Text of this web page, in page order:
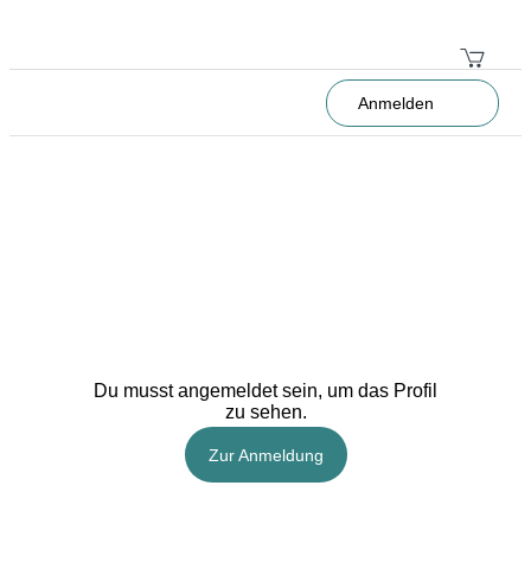
Anmelden
Du musst angemeldet sein, um das Profil
zu sehen.
Zur Anmeldung